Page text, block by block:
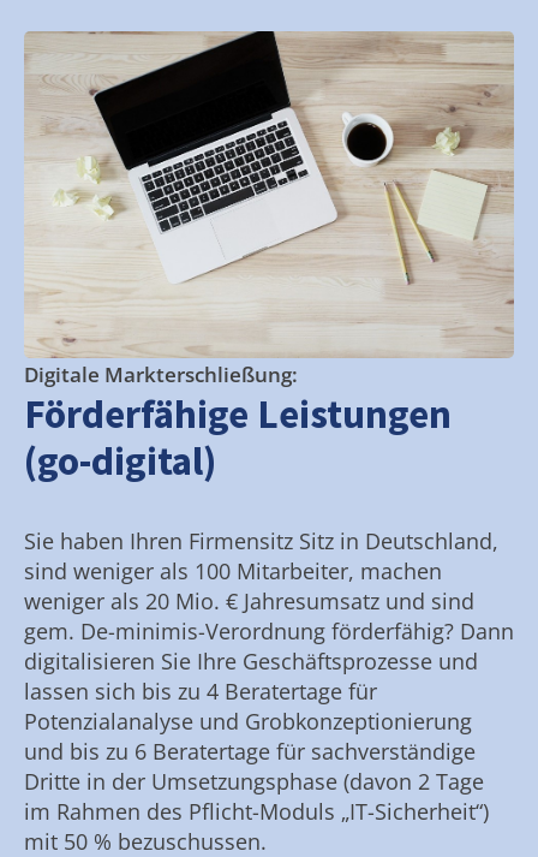
Digitale Markterschließung:
Förderfähige Leistungen
(go-digital)
Sie haben Ihren Firmensitz Sitz in Deutschland,
sind weniger als 100 Mitarbeiter, machen
weniger als 20 Mio. € Jahresumsatz und sind
gem. De-minimis-Verordnung förderfähig? Dann
digitalisieren Sie Ihre Geschäftsprozesse und
lassen sich bis zu 4 Beratertage für
Potenzialanalyse und Grobkonzeptionierung
und bis zu 6 Beratertage für sachverständige
Dritte in der Umsetzungsphase (davon 2 Tage
im Rahmen des Pflicht-Moduls „IT-Sicherheit“)
mit 50 % bezuschussen.